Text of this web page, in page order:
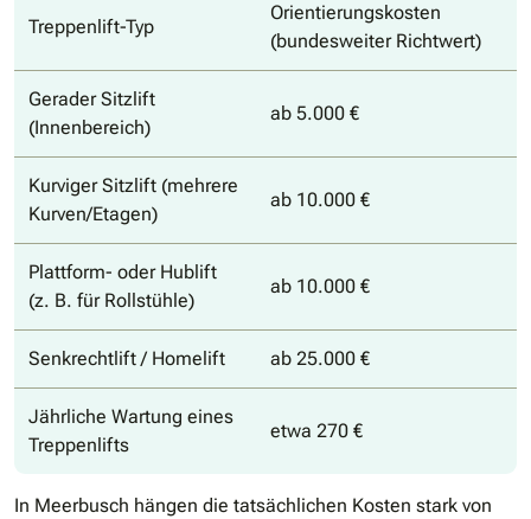
Treppenlift-Typ
Orientierungskosten
(bundesweiter Richtwert)
Gerader Sitzlift
(Innenbereich)
ab 5.000 €
Kurviger Sitzlift (mehrere
Kurven/Etagen)
ab 10.000 €
Plattform- oder Hublift
(z. B. für Rollstühle)
ab 10.000 €
Senkrechtlift / Homelift ab 25.000 €
Jährliche Wartung eines
Treppenlifts
etwa 270 €
In Meerbusch hängen die tatsächlichen Kosten stark von